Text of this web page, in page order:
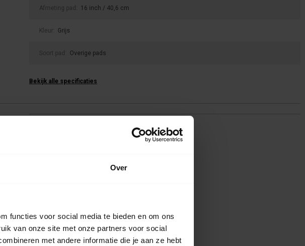
Over
functies voor social media te bieden en om ons
van onze site met onze partners voor social
met andere informatie die je aan ze hebt
Afmeting pad: 16 inch / 40,6 cm
Kleur: Grijs
Soort pad: Overige pads
Bekijk alle specificaties